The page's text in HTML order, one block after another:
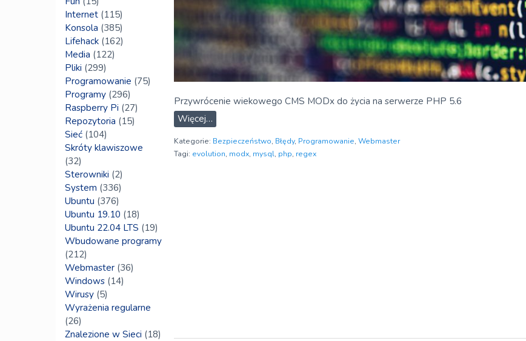
Przywrócenie wiekowego CMS MODx do życia na serwerze PHP 5.6
Więcej…
Kategorie: Bezpieczeństwo, Błędy, Programowanie, Webmaster
Tagi: evolution, modx, mysql, php, regex
Internet (115)
Konsola (385)
Lifehack (162)
Media (122)
Pliki (299)
Programowanie (75)
Programy (296)
Raspberry Pi (27)
Repozytoria (15)
Sieć (104)
Skróty klawiszowe
(32)
Sterowniki (2)
System (336)
Ubuntu (376)
Ubuntu 19.10 (18)
Ubuntu 22.04 LTS (19)
Wbudowane programy
(212)
Webmaster (36)
Windows (14)
Wirusy (5)
Wyrażenia regularne
(26)
Znalezione w Sieci (18)